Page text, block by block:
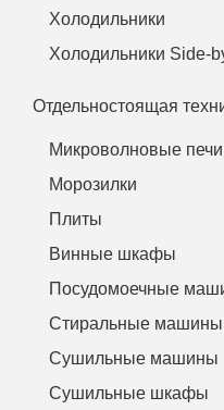
Холодильники
Холодильники Side-
Отдельностоящая
Микроволновые печи
Морозилки
Плиты
Винные шкафы
Посудомоечные
Стиральные машины
Сушильные машины
Сушильные шкафы